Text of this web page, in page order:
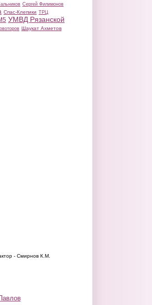
Сергей Филимонов
Спас-Клепики ТРЦ
УМВД Рязанской
Шаукат Ахметов
- Смирнов К.М.